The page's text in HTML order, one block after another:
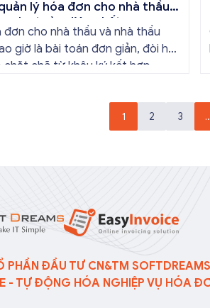
lý hóa đơn cho nhà thầu
phụ toàn diện nhất
đơn cho nhà thầu và nhà thầu
giờ là bài toán đơn giản, đòi hỏi
chặt chẽ từ khâu ký kết hợp
hóa quy trình kết hợp cùng
1 2 3
PHẦN ĐẦU TƯ CN&TM SOFTDREAMS
- TỰ ĐỘNG HÓA NGHIỆP VỤ HÓA